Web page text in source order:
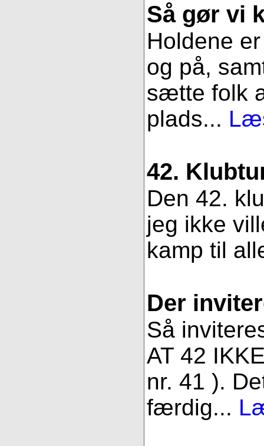
Så gør vi
Holdene
og på,
sætte folk
plads...
42.
Den 42.
jeg ikke
kamp til
Der
Så
AT 42
nr. 41 ).
færdig...